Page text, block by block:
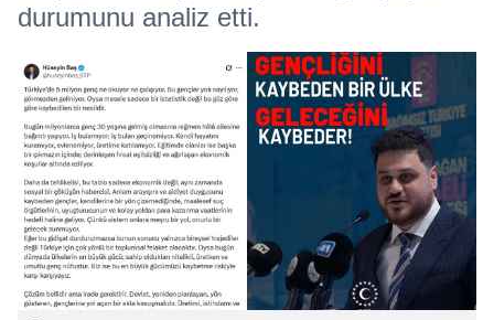
durumunu analiz etti.